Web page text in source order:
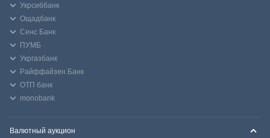
Укрсиббанк
Ощадбанк
Сенс Банк
ПУМБ
Укргазбанк
Райффайзен Банк
ОТП банк
monobank
Валютный аукцион